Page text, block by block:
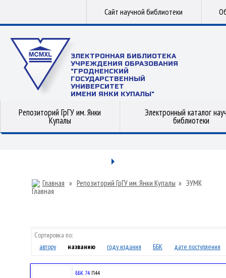
Сайт научной библиотеки
ЭЛЕКТРОННАЯ БИБЛИОТЕКА
УЧРЕЖДЕНИЯ ОБРАЗОВАНИЯ
"ГРОДНЕНСКИЙ
ГОСУДАРСТВЕННЫЙ
УНИВЕРСИТЕТ
ИМЕНИ ЯНКИ КУПАЛЫ"
Репозиторий ГрГУ им. Янки
Купалы
Электронный каталог
библиотеки
Главная » Репозиторий ГрГУ им. Янки Купалы » ЭУМК
Сортировка по:
автору
названию году издания ББК дате поступления
ББК 74.П44